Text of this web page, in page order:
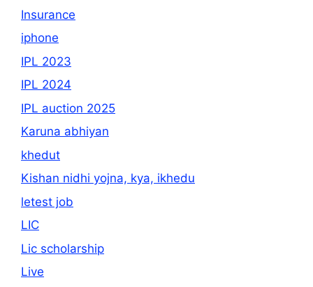
Insurance
iphone
IPL 2023
IPL 2024
IPL auction 2025
Karuna abhiyan
khedut
Kishan nidhi yojna, kya, ikhedu
letest job
LIC
Lic scholarship
Live